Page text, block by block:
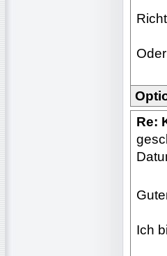
Re:
Ich